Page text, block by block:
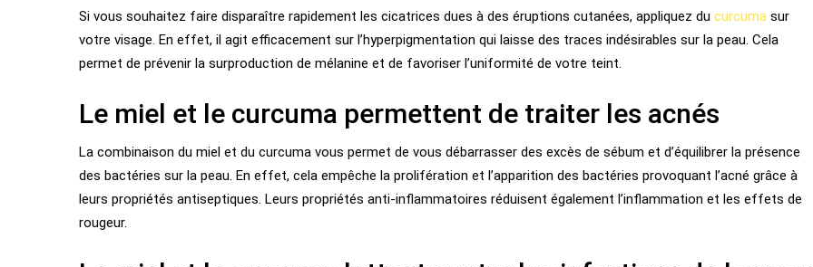
Si vous souhaitez faire disparaître rapidement les cicatrices dues à des éruptions cutanées, appliquez du curcuma sur
votre visage. En effet, il agit efficacement sur l’hyperpigmentation qui laisse des traces indésirables sur la peau. Cela
permet de prévenir la surproduction de mélanine et de favoriser l’uniformité de votre teint.
Le miel et le curcuma permettent de traiter les acnés
La combinaison du miel et du curcuma vous permet de vous débarrasser des excès de sébum et d’équilibrer la présence
des bactéries sur la peau. En effet, cela empêche la prolifération et l’apparition des bactéries provoquant l’acné grâce à
leurs propriétés antiseptiques. Leurs propriétés anti-inflammatoires réduisent également l’inflammation et les effets de
rougeur.